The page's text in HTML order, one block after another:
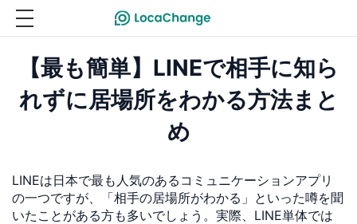
【最も簡単】LINEで相手に知ら
れずに居場所をわかる方法まと
め
LINEは日本で最も人気のあるコミュニケーションアプリ
の一つですが、「相手の居場所がわかる」といった噂を聞
いたことがある方も多いでしょう。実際、LINE単体では